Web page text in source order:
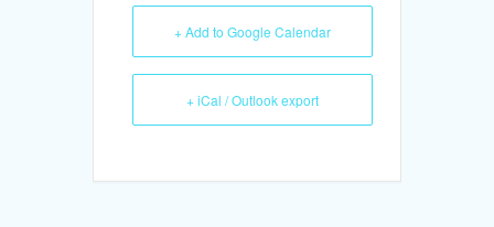
+ Add to Google Calendar
+ iCal / Outlook export